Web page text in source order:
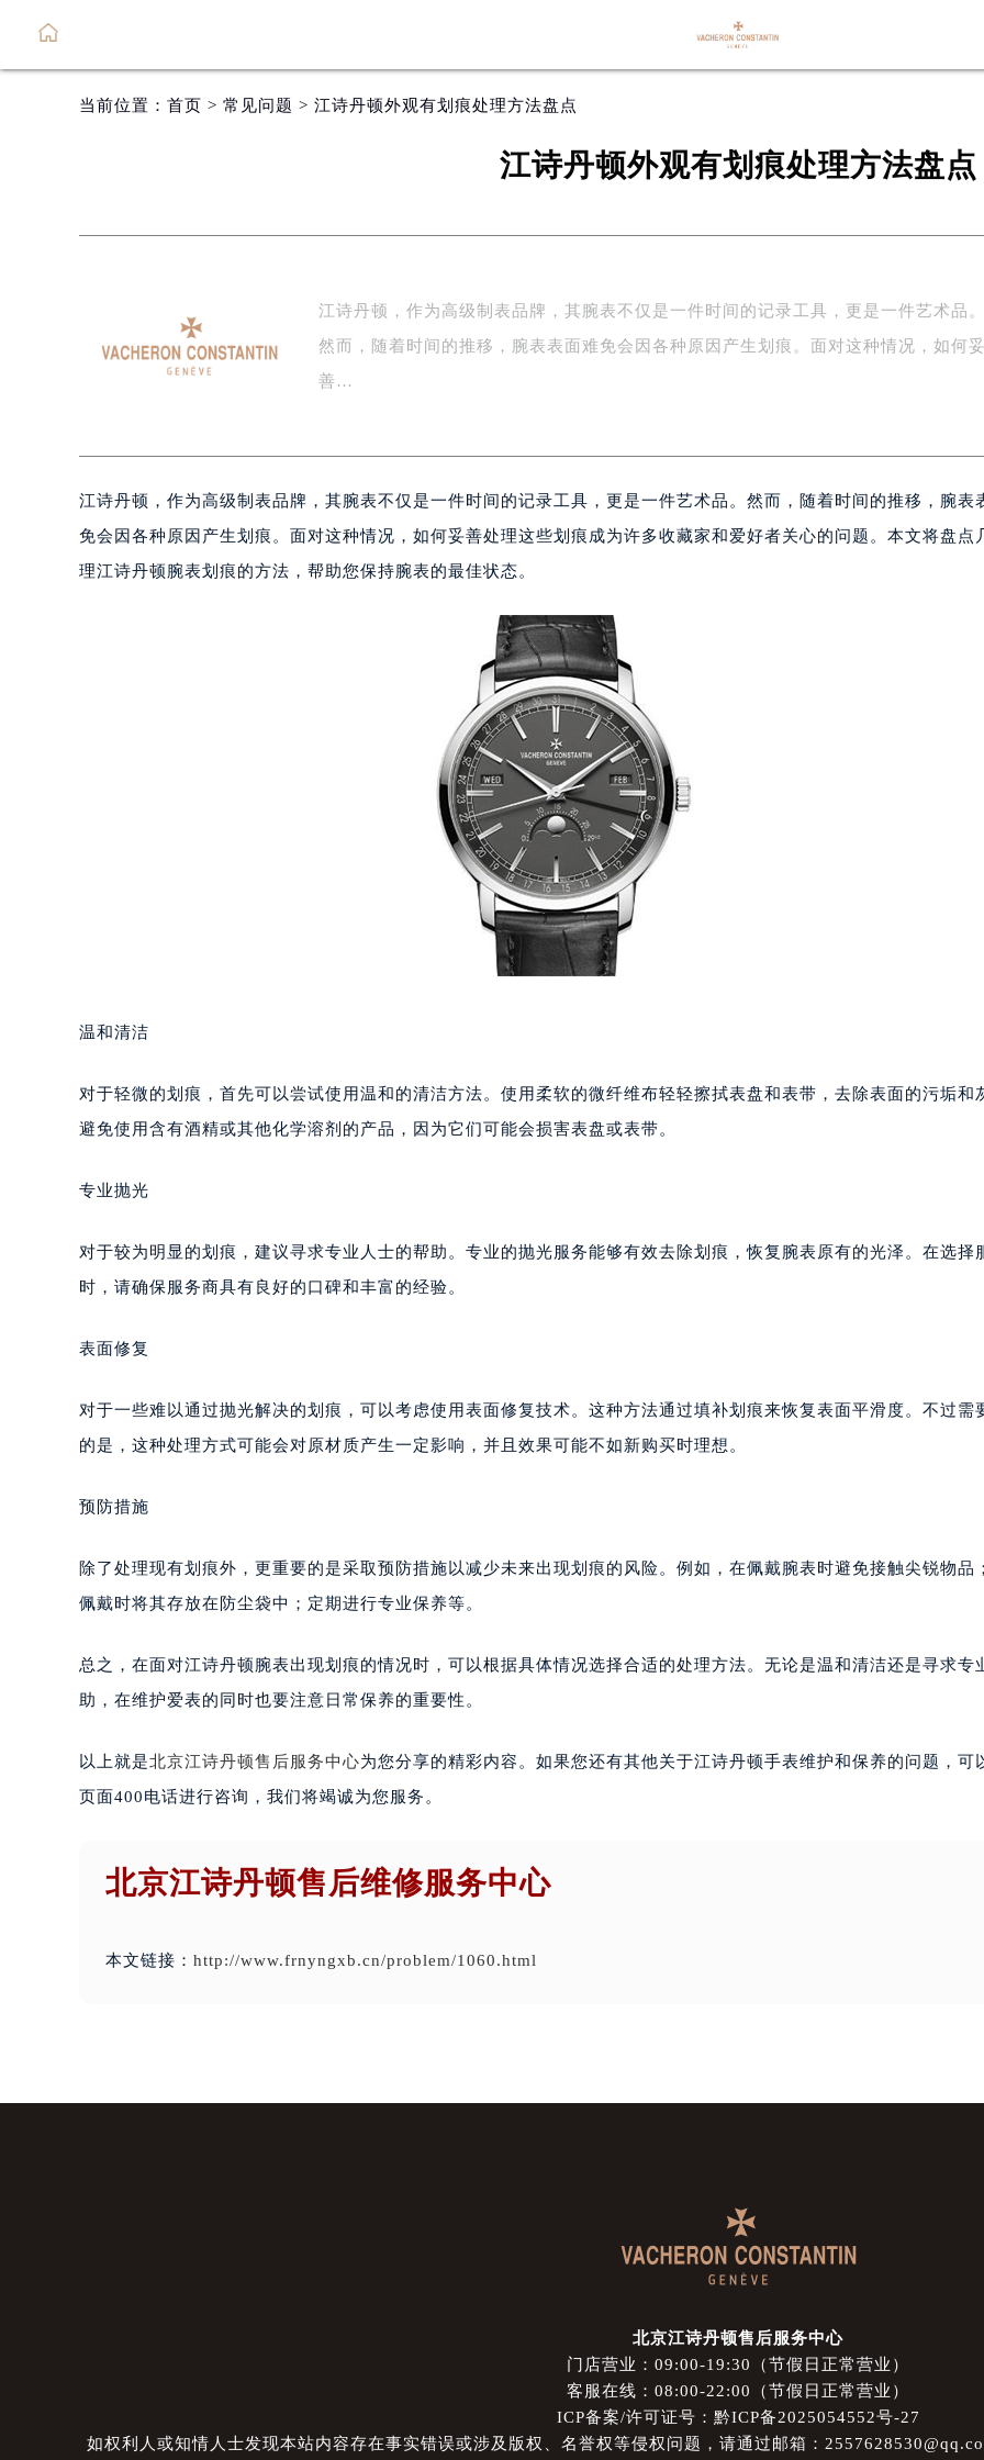
当前位置： 首页 > 常见问题 > 江诗丹顿外观有划痕处理方法盘点
江诗丹顿外观有划痕处理方法盘点
江诗丹顿，作为高级制表品牌，其腕表不仅是一件时间的记录工具，更是一件艺术品。
然而，随着时间的推移，腕表表面难免会因各种原因产生划痕。面对这种情况，如何妥
善…
江诗丹顿，作为高级制表品牌，其腕表不仅是一件时间的记录工具，更是一件艺术品。然而，随着时间的推移，腕表
免会因各种原因产生划痕。面对这种情况，如何妥善处理这些划痕成为许多收藏家和爱好者关心的问题。本文将盘点
理江诗丹顿腕表划痕的方法，帮助您保持腕表的最佳状态。
温和清洁
对于轻微的划痕，首先可以尝试使用温和的清洁方法。使用柔软的微纤维布轻轻擦拭表盘和表带，去除表面的污垢和
避免使用含有酒精或其他化学溶剂的产品，因为它们可能会损害表盘或表带。
专业抛光
对于较为明显的划痕，建议寻求专业人士的帮助。专业的抛光服务能够有效去除划痕，恢复腕表原有的光泽。在选择
时，请确保服务商具有良好的口碑和丰富的经验。
表面修复
对于一些难以通过抛光解决的划痕，可以考虑使用表面修复技术。这种方法通过填补划痕来恢复表面平滑度。不过需
的是，这种处理方式可能会对原材质产生一定影响，并且效果可能不如新购买时理想。
预防措施
除了处理现有划痕外，更重要的是采取预防措施以减少未来出现划痕的风险。例如，在佩戴腕表时避免接触尖锐物品
佩戴时将其存放在防尘袋中；定期进行专业保养等。
总之，在面对江诗丹顿腕表出现划痕的情况时，可以根据具体情况选择合适的处理方法。无论是温和清洁还是寻求专
助，在维护爱表的同时也要注意日常保养的重要性。
以上就是北京江诗丹顿售后服务中心为您分享的精彩内容。如果您还有其他关于江诗丹顿手表维护和保养的问题，可
页面400电话进行咨询，我们将竭诚为您服务。
北京江诗丹顿售后维修服务中心
本文链接： http://www.frnyngxb.cn/problem/1060.html
北京江诗丹顿售后服务中心
门店营业：09:00-19:30（节假日正常营业）
客服在线：08:00-22:00（节假日正常营业）
ICP备案/许可证号：黔ICP备2025054552号-27
如权利人或知情人士发现本站内容存在事实错误或涉及版权、名誉权等侵权问题，请通过邮箱：